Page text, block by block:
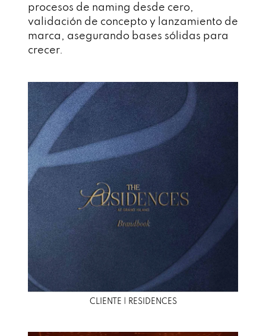
procesos de naming desde cero,
validación de concepto y lanzamiento de
marca, asegurando bases sólidas para
crecer.
CLIENTE | RESIDENCES